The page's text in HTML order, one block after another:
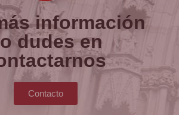
información
dudes en
Contacto